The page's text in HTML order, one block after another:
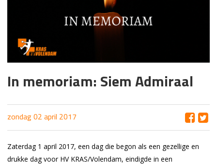
In memoriam: Siem Admiraal
zondag 02 april 2017
Zaterdag 1 april 2017, een dag die begon als een gezellige en
drukke dag voor HV KRAS/Volendam, eindigde in een